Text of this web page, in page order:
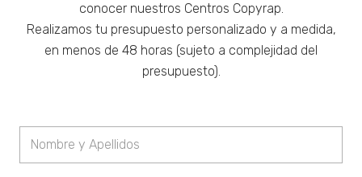
conocer nuestros Centros Copyrap.
Realizamos tu presupuesto personalizado y a medida,
en menos de 48 horas (sujeto a complejidad del
presupuesto).